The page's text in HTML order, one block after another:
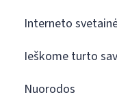
Interneto
Ieškome turto
Nuorodos